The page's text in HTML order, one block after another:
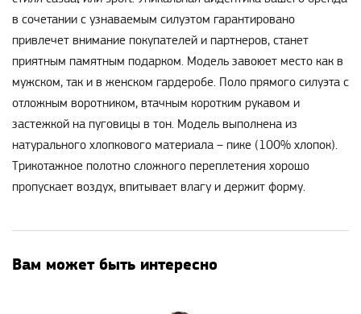
в сочетании с узнаваемым силуэтом гарантировано
привлечет внимание покупателей и партнеров, станет
приятным памятным подарком. Модель завоюет место как в
мужском, так и в женском гардеробе. Поло прямого силуэта с
отложным воротником, втачным коротким рукавом и
застежкой на пуговицы в тон. Модель выполнена из
натурального хлопкового материала – пике (100% хлопок).
Трикотажное полотно сложного переплетения хорошо
пропускает воздух, впитывает влагу и держит форму.
Вам может быть интересно